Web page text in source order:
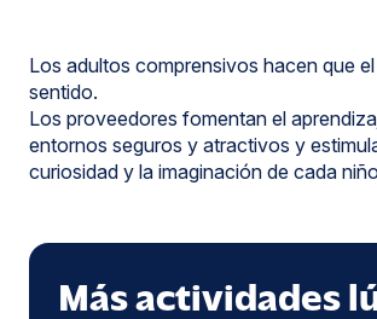
Los adultos comprensivos hacen que
sentido.
Los proveedores fomentan el
entornos seguros y atractivos y
curiosidad y la imaginación de cada
Más actividades